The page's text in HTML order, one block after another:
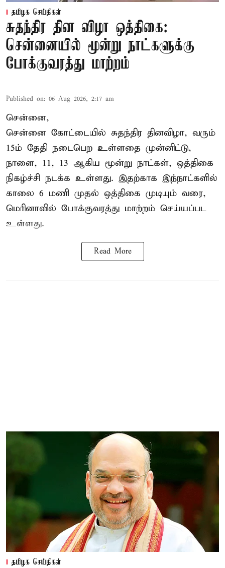
தமிழக செய்திகள்
சுதந்திர தின விழா ஒத்திகை:
சென்னையில் மூன்று நாட்களுக்கு
போக்குவரத்து மாற்றம்
Published on: 06 Aug 2026, 2:17 am
சென்னை,
சென்னை கோட்டையில் சுதந்திர தினவிழா, வரும்
15ம் தேதி நடைபெற உள்ளதை முன்னிட்டு,
நாளை, 11, 13 ஆகிய மூன்று நாட்கள், ஒத்திகை
நிகழ்ச்சி நடக்க உள்ளது. இதற்காக இந்நாட்களில்
காலை 6 மணி முதல் ஒத்திகை முடியும் வரை,
மெரினாவில் போக்குவரத்து மாற்றம் செய்யப்பட
உள்ளது.
Read More
தமிழக செய்திகள்